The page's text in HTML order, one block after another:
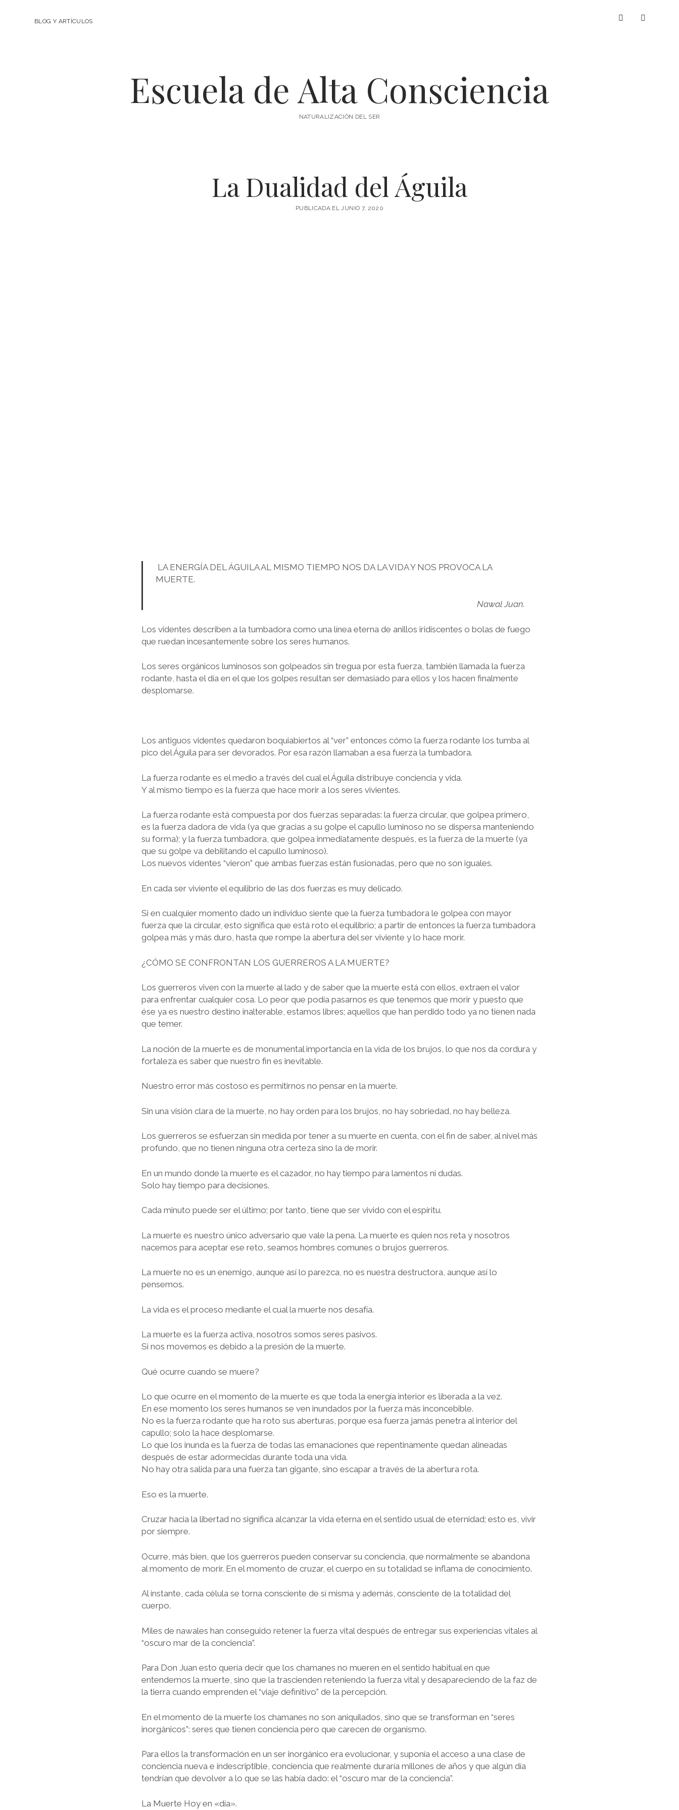
BLOG Y ARTÍCULOS whatsapp
Escuela de Alta Consciencia
NATURALIZACIÓN DEL SER
La Dualidad del Águila
PUBLICADA EL JUNIO 7, 2020
LA ENERGÍA DEL ÁGUILA AL MISMO TIEMPO NOS DA LA VIDA Y NOS PROVOCA LA
MUERTE.
Nawal Juan.
Los videntes describen a la tumbadora como una línea eterna de anillos iridiscentes o bolas de fuego
que ruedan incesantemente sobre los seres humanos.
Los seres orgánicos luminosos son golpeados sin tregua por esta fuerza, también llamada la fuerza
rodante, hasta el día en el que los golpes resultan ser demasiado para ellos y los hacen finalmente
desplomarse.
Los antiguos videntes quedaron boquiabiertos al “ver” entonces cómo la fuerza rodante los tumba al
pico del Águila para ser devorados. Por esa razón llamaban a esa fuerza la tumbadora.
La fuerza rodante es el medio a través del cual el Águila distribuye conciencia y vida.
Y al mismo tiempo es la fuerza que hace morir a los seres vivientes.
La fuerza rodante está compuesta por dos fuerzas separadas: la fuerza circular, que golpea primero,
es la fuerza dadora de vida (ya que gracias a su golpe el capullo luminoso no se dispersa manteniendo
su forma); y la fuerza tumbadora, que golpea inmediatamente después, es la fuerza de la muerte (ya
que su golpe va debilitando el capullo luminoso).
Los nuevos videntes “vieron” que ambas fuerzas están fusionadas, pero que no son iguales.
En cada ser viviente el equilibrio de las dos fuerzas es muy delicado.
Si en cualquier momento dado un individuo siente que la fuerza tumbadora le golpea con mayor
fuerza que la circular, esto significa que está roto el equilibrio; a partir de entonces la fuerza tumbadora
golpea más y más duro, hasta que rompe la abertura del ser viviente y lo hace morir.
¿CÓMO SE CONFRONTAN LOS GUERREROS A LA MUERTE?
Los guerreros viven con la muerte al lado y de saber que la muerte está con ellos, extraen el valor
para enfrentar cualquier cosa. Lo peor que podía pasarnos es que tenemos que morir y puesto que
ése ya es nuestro destino inalterable, estamos libres; aquellos que han perdido todo ya no tienen nada
que temer.
La noción de la muerte es de monumental importancia en la vida de los brujos, lo que nos da cordura y
fortaleza es saber que nuestro fin es inevitable.
Nuestro error más costoso es permitirnos no pensar en la muerte.
Sin una visión clara de la muerte, no hay orden para los brujos, no hay sobriedad, no hay belleza.
Los guerreros se esfuerzan sin medida por tener a su muerte en cuenta, con el fin de saber, al nivel más
profundo, que no tienen ninguna otra certeza sino la de morir.
En un mundo donde la muerte es el cazador, no hay tiempo para lamentos ni dudas.
Solo hay tiempo para decisiones.
Cada minuto puede ser el último; por tanto, tiene que ser vivido con el espíritu.
La muerte es nuestro único adversario que vale la pena. La muerte es quien nos reta y nosotros
nacemos para aceptar ese reto, seamos hombres comunes o brujos guerreros.
La muerte no es un enemigo, aunque así lo parezca, no es nuestra destructora, aunque así lo
pensemos.
La vida es el proceso mediante el cual la muerte nos desafía.
La muerte es la fuerza activa, nosotros somos seres pasivos.
Si nos movemos es debido a la presión de la muerte.
Qué ocurre cuando se muere?
Lo que ocurre en el momento de la muerte es que toda la energía interior es liberada a la vez.
En ese momento los seres humanos se ven inundados por la fuerza más inconcebible.
No es la fuerza rodante que ha roto sus aberturas, porque esa fuerza jamás penetra al interior del
capullo; solo la hace desplomarse.
Lo que los inunda es la fuerza de todas las emanaciones que repentinamente quedan alineadas
después de estar adormecidas durante toda una vida.
No hay otra salida para una fuerza tan gigante, sino escapar a través de la abertura rota.
Eso es la muerte.
Cruzar hacia la libertad no significa alcanzar la vida eterna en el sentido usual de eternidad; esto es, vivir
por siempre.
Ocurre, más bien, que los guerreros pueden conservar su conciencia, que normalmente se abandona
al momento de morir. En el momento de cruzar, el cuerpo en su totalidad se inflama de conocimiento.
Al instante, cada célula se torna consciente de sí misma y además, consciente de la totalidad del
cuerpo.
Miles de nawales han conseguido retener la fuerza vital después de entregar sus experiencias vitales al
“oscuro mar de la conciencia”.
Para Don Juan esto quería decir que los chamanes no mueren en el sentido habitual en que
entendemos la muerte, sino que la trascienden reteniendo la fuerza vital y desapareciendo de la faz de
la tierra cuando emprenden el “viaje definitivo” de la percepción.
En el momento de la muerte los chamanes no son aniquilados, sino que se transforman en “seres
inorgánicos”: seres que tienen conciencia pero que carecen de organismo.
Para ellos la transformación en un ser inorgánico era evolucionar, y suponía el acceso a una clase de
conciencia nueva e indescriptible, conciencia que realmente duraría millones de años y que algún día
tendrían que devolver a lo que se las había dado: el “oscuro mar de la conciencia”.
La Muerte Hoy en «día».